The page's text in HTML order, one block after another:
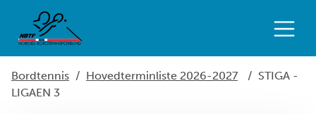
Bordtennis / Hovedterminliste 2026-2027 / STIGA -
LIGAEN 3